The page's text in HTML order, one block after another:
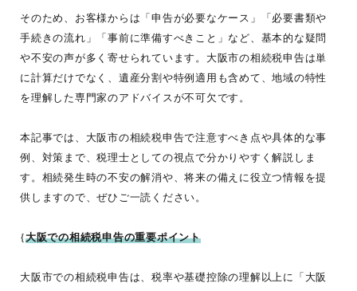
そのため、お客様からは「申告が必要なケース」「必要書類や
手続きの流れ」「事前に準備すべきこと」など、基本的な疑問
や不安の声が多く寄せられています。大阪市の相続税申告は単
に計算だけでなく、遺産分割や特例適用も含めて、地域の特性
を理解した専門家のアドバイスが不可欠です。
本記事では、大阪市の相続税申告で注意すべき点や具体的な事
例、対策まで、税理士としての視点で分かりやすく解説しま
す。相続発生時の不安の解消や、将来の備えに役立つ情報を提
供しますので、ぜひご一読ください。
{大阪での相続税申告の重要ポイント
大阪市での相続税申告は、税率や基礎控除の理解以上に「大阪